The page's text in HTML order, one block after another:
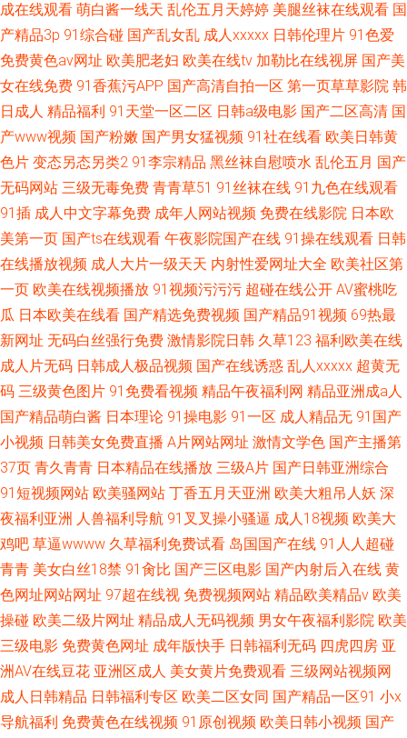
成在线观看 萌白酱一线天 乱伦五月天婷婷 美腿丝袜在线观看 国
产精品3p 91综合碰 国产乱女乱 成人xxxxx 日韩伦理片 91色爱
免费黄色av网址 欧美肥老妇 欧美在线tv 加勒比在线视屏 国产美
女在线免费 91香蕉污APP 国产高清自拍一区 第一页草草影院 韩
日成人 精品福利 91天堂一区二区 日韩a级电影 国产二区高清 国
产www视频 国产粉嫩 国产男女猛视频 91社在线看 欧美日韩黄
色片 变态另态另类2 91李宗精品 黑丝袜自慰喷水 乱伦五月 国产
无码网站 三级无毒免费 青青草51 91丝袜在线 91九色在线观看
91插 成人中文字幕免费 成年人网站视频 免费在线影院 日本欧
美第一页 国产ts在线观看 午夜影院国产在线 91操在线观看 日韩
在线播放视频 成人大片一级天天 内射性爱网址大全 欧美社区第
一页 欧美在线视频播放 91视频污污污 超碰在线公开 AV蜜桃吃
瓜 日本欧美在线看 国产精选免费视频 国产精品91视频 69热最
新网址 无码白丝强行免费 激情影院日韩 久草123 福利欧美在线
成人片无码 日韩成人极品视频 国产在线诱惑 乱人xxxxx 超黄无
码 三级黄色图片 91免费看视频 精品午夜福利网 精品亚洲成a人
国产精品萌白酱 日本理论 91操电影 91一区 成人精品无 91国产
小视频 日韩美女免费直播 A片网站网址 激情文学色 国产主播第
37页 青久青青 日本精品在线播放 三级A片 国产日韩亚洲综合
91短视频网站 欧美骚网站 丁香五月天亚洲 欧美大粗吊人妖 深
夜福利亚洲 人兽福利导航 91叉叉操小骚逼 成人18视频 欧美大
鸡吧 草逼wwww 久草福利免费试看 岛国国产在线 91人人超碰
青青 美女白丝18禁 91肏比 国产三区电影 国产内射后入在线 黄
色网址网站网址 97超在线视 免费视频网站 精品欧美精品v 欧美
操碰 欧美二级片网址 精品成人无码视频 男女午夜福利影院 欧美
三级电影 免费黄色网址 成年版快手 日韩福利无码 四虎四房 亚
洲AV在线豆花 亚洲区成人 美女黄片免费观看 三级网站视频网
成人日韩精品 日韩福利专区 欧美二区女同 国产精品一区91 小x
导航福利 免费黄色在线视频 91原创视频 欧美日韩小视频 国产